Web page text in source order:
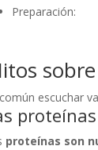
Preparación:
escuchar
proteínas son